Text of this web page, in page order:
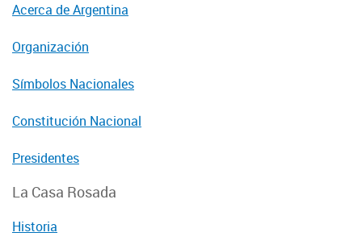
Acerca de Argentina
Organización
Símbolos Nacionales
Constitución Nacional
Presidentes
La Casa Rosada
Historia